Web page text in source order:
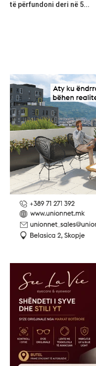
të përfundoni deri në 5...